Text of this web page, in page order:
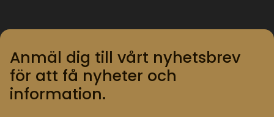
Anmäl dig till vårt nyhetsbrev
för att få nyheter och
information.